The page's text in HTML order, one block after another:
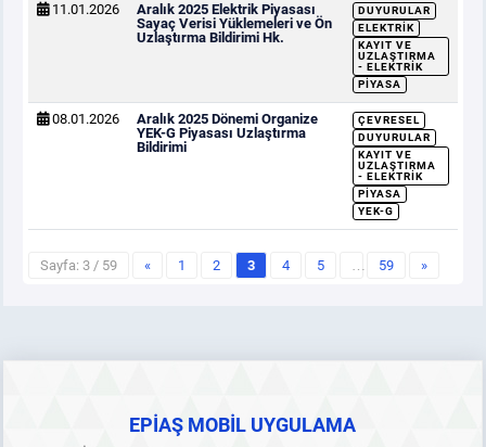
11.01.2026
Aralık 2025 Elektrik Piyasası
Sayaç Verisi Yüklemeleri ve Ön
Uzlaştırma Bildirimi Hk.
DUYURULAR
ELEKTRIK
KAYIT VE
UZLAŞTIRMA
- ELEKTRIK
PIYASA
08.01.2026
Aralık 2025 Dönemi Organize
YEK-G Piyasası Uzlaştırma
Bildirimi
ÇEVRESEL
DUYURULAR
KAYIT VE
UZLAŞTIRMA
- ELEKTRIK
PIYASA
YEK-G
Sayfa: 3 / 59 « 1 2 3 4 5 … 59 »
EPİAŞ MOBİL UYGULAMA